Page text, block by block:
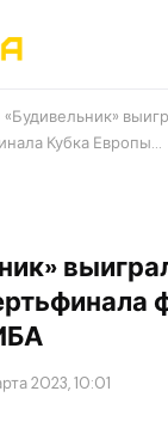
«Будивельник»
Кубка Европы…
2023, 10:01